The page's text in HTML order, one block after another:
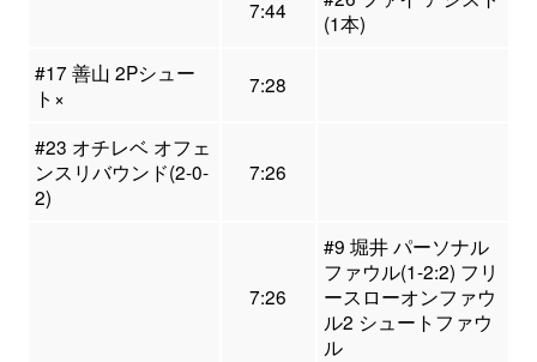
7:44
(1本)
#17 善山 2Pシュー
ト×
7:28
#23 オチレベ オフェ
ンスリバウンド(2-0-
2)
7:26
7:26
#9 堀井 パーソナル
ファウル(1-2:2) フリ
ースローオンファウ
ル2 シュートファウ
ル